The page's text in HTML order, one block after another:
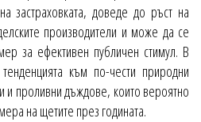
застраховката, доведе до ръст на
производители и може да се
за ефективен публичен стимул. В
към по-чести природни
и проливни дъждове, които вероятно
на щетите през годината.